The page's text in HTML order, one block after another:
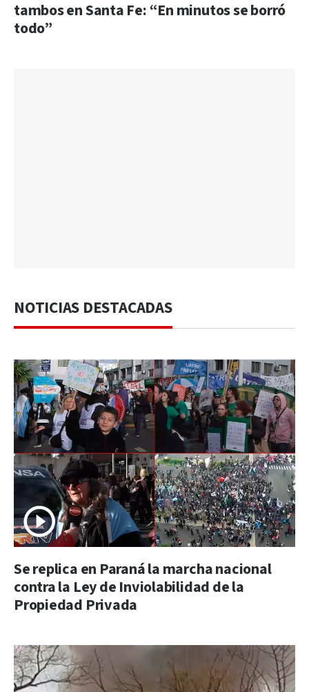
tambos en Santa Fe: “En minutos se borró
todo”
NOTICIAS DESTACADAS
Se replica en Paraná la marcha nacional
contra la Ley de Inviolabilidad de la
Propiedad Privada